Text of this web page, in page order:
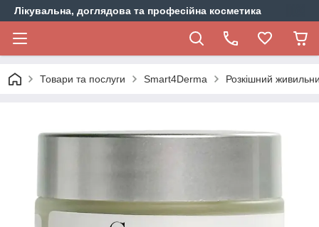
Лікувальна, доглядова та професійна косметика
Товари та послуги Smart4Derma Розкішний